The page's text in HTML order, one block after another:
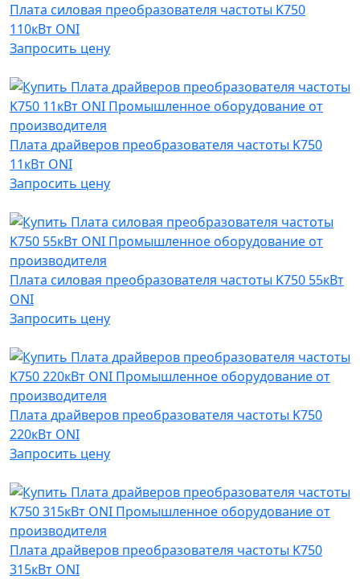
Плата силовая преобразователя частоты K750
110кВт ONI
Запросить цену
Плата драйверов преобразователя частоты K750
11кВт ONI
Запросить цену
Плата силовая преобразователя частоты K750 55кВт
ONI
Запросить цену
Плата драйверов преобразователя частоты K750
220кВт ONI
Запросить цену
Плата драйверов преобразователя частоты K750
315кВт ONI